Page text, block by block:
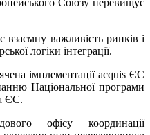
Союзу перевищує
важливість ринків і
логіки інтеграції.
імплементації acquis ЄС
Національної програми
ЄС.
офісу координації